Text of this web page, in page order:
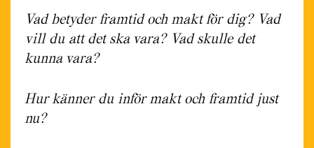
Vad betyder framtid och makt för dig? Vad
vill du att det ska vara? Vad skulle det
kunna vara?
Hur känner du inför makt och framtid just
nu?